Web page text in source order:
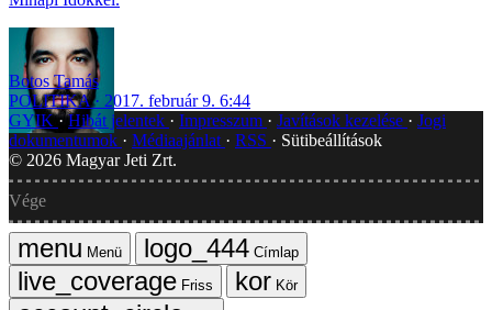
Botos Tamás
POLITIKA
2017. február 9. 6:44
GYIK Hibát jelentek Impresszum Javítások kezelése
Jogi
dokumentumok
Médiaajánlat RSS
Sütibeállítások
© 2026 Magyar Jeti Zrt.
Vége
Menü
Címlap
Friss
Kör